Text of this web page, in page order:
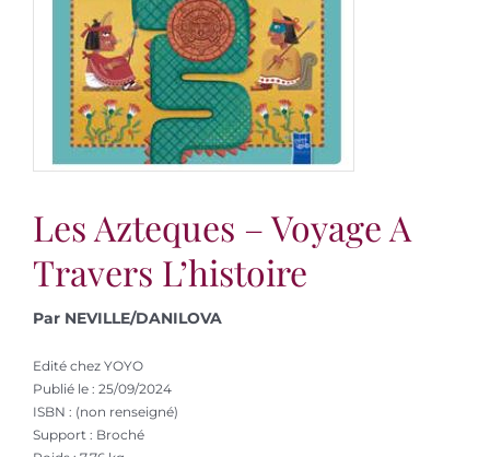
Les Azteques – Voyage A
Travers L’histoire
Par NEVILLE/DANILOVA
Edité chez YOYO
Publié le : 25/09/2024
ISBN : (non renseigné)
Support : Broché